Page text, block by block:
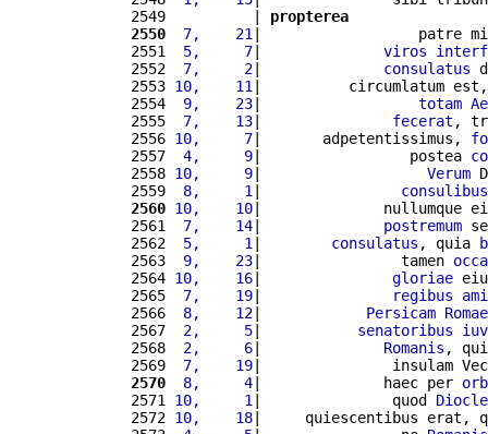
2549          | propterea
2550
7,    21 |                  patre
2551
5,     7| viros
2552
7,     2| consulatus
2553 10,    11 |          circumlatum est,
2554
9,    23| totam
2555
7,    13| fecerat ,
2556 10,     7|       adpetentissimus,
2557
4,     9|                 postea
2558 10,     9| Verum
2559
8,     1 | consulibus
2560 10,    10|              nullumque ei
2561
7,    14| postremum
2562
5,     1 | consulatus , quia
2563
9,    23|                tamen
2564 10,    16| gloriae
2565
7,    19| regibus
2566
8,    12| Persicam Romae
2567
2,     5| senatoribus
2568
2,     6| Romanis ,
2569
7,    19|               insulam
2570
8,     4|              haec per
2571 10,     1 |               quod
2572 10,    18|     quiescentibus erat,